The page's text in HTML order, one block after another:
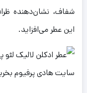
شفاف، نشان‌دهنده
این عطر می‌افزاید.